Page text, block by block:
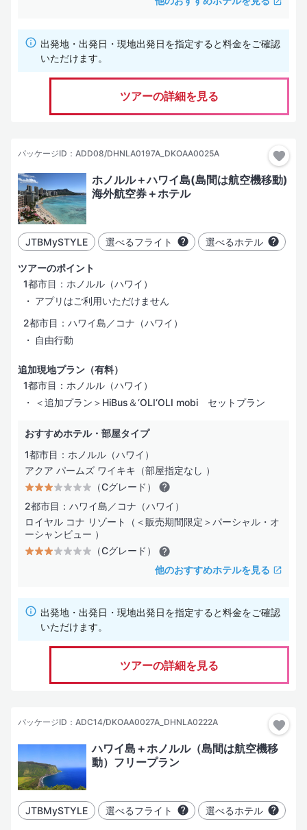
出発地・出発日・現地出発日を指定すると料金をご確認
いただけます。
ツアーの詳細を見る
パッケージID：ADD08/DHNLA0197A_DKOAA0025A
ホノルル＋ハワイ島(島間は航空機移動)
海外航空券＋ホテル
JTBMySTYLE 選べるフライト 選べるホテル
ツアーのポイント
1都市目：ホノルル（ハワイ）
アプリはご利用いただけません
2都市目：ハワイ島／コナ（ハワイ）
自由行動
追加現地プラン（有料）
1都市目：ホノルル（ハワイ）
＜追加プラン＞HiBus＆‘OLI‘OLI mobi セットプラン
おすすめホテル・部屋タイプ
1都市目：ホノルル（ハワイ）
アクア パームズ ワイキキ（部屋指定なし ）
（Cグレード）
2都市目：ハワイ島／コナ（ハワイ）
ロイヤル コナ リゾート（＜販売期間限定＞パーシャル・オ
ーシャンビュー ）
（Cグレード）
他のおすすめホテルを見る
出発地・出発日・現地出発日を指定すると料金をご確認
いただけます。
ツアーの詳細を見る
パッケージID：ADC14/DKOAA0027A_DHNLA0222A
ハワイ島＋ホノルル（島間は航空機移
動）フリープラン
JTBMySTYLE 選べるフライト 選べるホテル